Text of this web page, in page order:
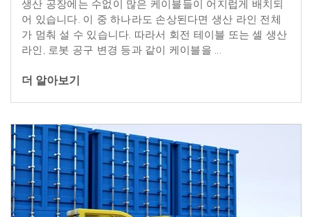
생산 공장에는 수없이 많은 케이블들이 어지럽게
배치되
어 있습니다. 이 중 하나라도 손상된다면 생산 라인 전체
가 멈춰 설 수 있습니다. 따라서 회전 테이블 또는 셀 생산
라인 , 로봇 공구 변경 등과 같이 케이블을 ...
더 알아보기